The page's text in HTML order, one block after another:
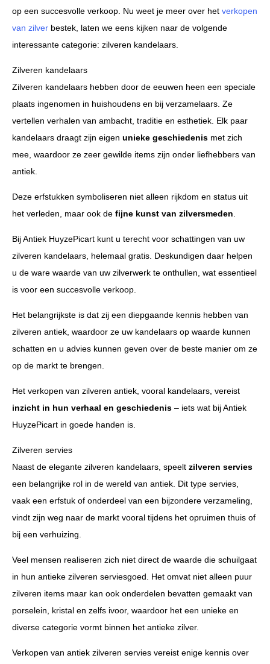
op een succesvolle verkoop. Nu weet je meer over het verkopen
van zilver bestek, laten we eens kijken naar de volgende
interessante categorie: zilveren kandelaars.
Zilveren kandelaars
Zilveren kandelaars hebben door de eeuwen heen een speciale
plaats ingenomen in huishoudens en bij verzamelaars. Ze
vertellen verhalen van ambacht, traditie en esthetiek. Elk paar
kandelaars draagt zijn eigen unieke geschiedenis met zich
mee, waardoor ze zeer gewilde items zijn onder liefhebbers van
antiek.
Deze erfstukken symboliseren niet alleen rijkdom en status uit
het verleden, maar ook de fijne kunst van zilversmeden.
Bij Antiek HuyzePicart kunt u terecht voor schattingen van uw
zilveren kandelaars, helemaal gratis. Deskundigen daar helpen
u de ware waarde van uw zilverwerk te onthullen, wat essentieel
is voor een succesvolle verkoop.
Het belangrijkste is dat zij een diepgaande kennis hebben van
zilveren antiek, waardoor ze uw kandelaars op waarde kunnen
schatten en u advies kunnen geven over de beste manier om ze
op de markt te brengen.
Het verkopen van zilveren antiek, vooral kandelaars, vereist
inzicht in hun verhaal en geschiedenis – iets wat bij Antiek
HuyzePicart in goede handen is.
Zilveren servies
Naast de elegante zilveren kandelaars, speelt zilveren servies
een belangrijke rol in de wereld van antiek. Dit type servies,
vaak een erfstuk of onderdeel van een bijzondere verzameling,
vindt zijn weg naar de markt vooral tijdens het opruimen thuis of
bij een verhuizing.
Veel mensen realiseren zich niet direct de waarde die schuilgaat
in hun antieke zilveren serviesgoed. Het omvat niet alleen puur
zilveren items maar kan ook onderdelen bevatten gemaakt van
porselein, kristal en zelfs ivoor, waardoor het een unieke en
diverse categorie vormt binnen het antieke zilver.
Verkopen van antiek zilveren servies vereist enige kennis over